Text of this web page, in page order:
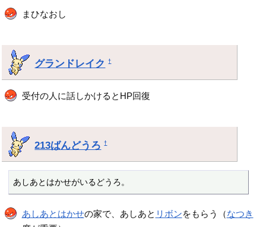
まひなおし
グランドレイク †
受付の人に話しかけるとHP回復
213ばんどうろ †
あしあとはかせがいるどうろ。
あしあとはかせの家で、あしあと リボンをもらう（なつき